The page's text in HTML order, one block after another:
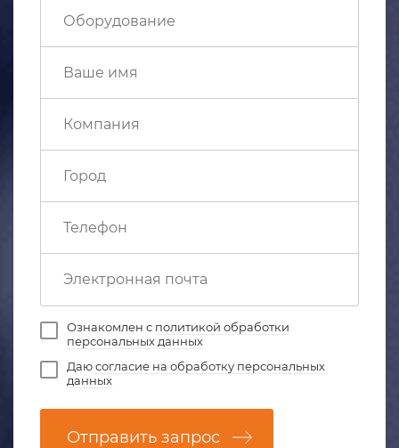
Ознакомлен с политикой обработки
персональных данных
Даюсогласие на обработку персональных
данных
Отправить запрос